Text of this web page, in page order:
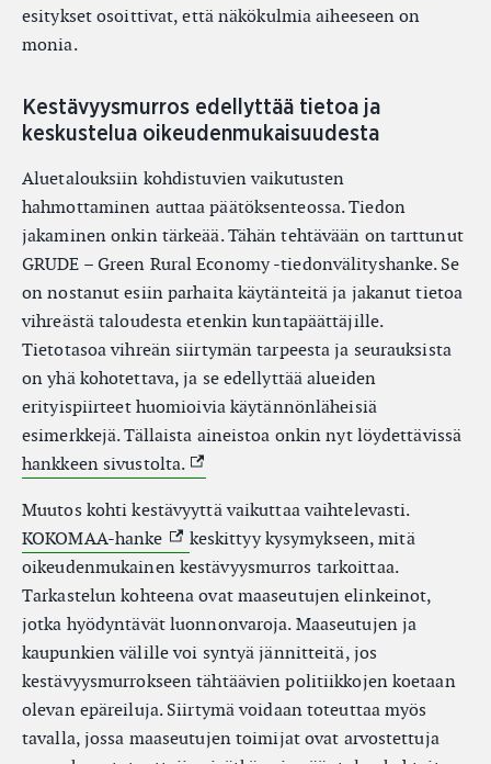
esitykset osoittivat, että näkökulmia aiheeseen on
monia.
Kestävyysmurros edellyttää tietoa ja
keskustelua oikeudenmukaisuudesta
Aluetalouksiin kohdistuvien vaikutusten
hahmottaminen auttaa päätöksenteossa. Tiedon
jakaminen onkin tärkeää. Tähän tehtävään on tarttunut
GRUDE – Green Rural Economy -tiedonvälityshanke. Se
on nostanut esiin parhaita käytänteitä ja jakanut tietoa
vihreästä taloudesta etenkin kuntapäättäjille.
Tietotasoa vihreän siirtymän tarpeesta ja seurauksista
on yhä kohotettava, ja se edellyttää alueiden
erityispiirteet huomioivia käytännönläheisiä
esimerkkejä. Tällaista aineistoa onkin nyt löydettävissä
hankkeen sivustolta. (External link)
Muutos kohti kestävyyttä vaikuttaa vaihtelevasti.
KOKOMAA-hanke (External link)
keskittyy kysymykseen, mitä
oikeudenmukainen kestävyysmurros tarkoittaa.
Tarkastelun kohteena ovat maaseutujen elinkeinot,
jotka hyödyntävät luonnonvaroja. Maaseutujen ja
kaupunkien välille voi syntyä jännitteitä, jos
kestävyysmurrokseen tähtäävien politiikkojen koetaan
olevan epäreiluja. Siirtymä voidaan toteuttaa myös
tavalla, jossa maaseutujen toimijat ovat arvostettuja